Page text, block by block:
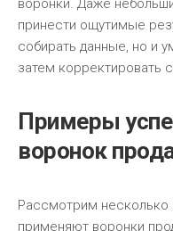
воронки. Даже
принести ощутимые
собирать данные, но и
затем корректировать
Примеры
воронок
Рассмотрим
применяют воронки